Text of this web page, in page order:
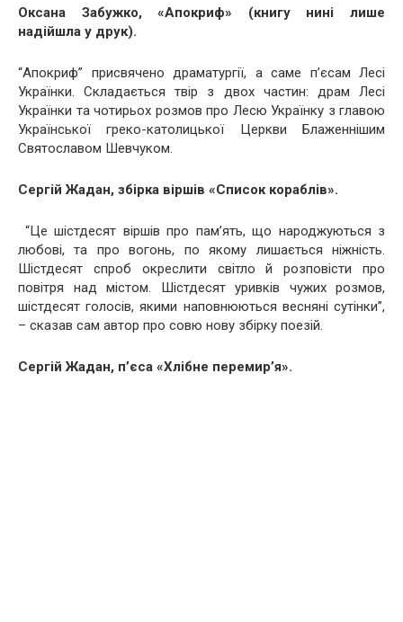
Оксана Забужко, «Апокриф» (книгу нині лише
надійшла у друк).
“Апокриф” присвячено драматургії, а саме п’єсам Лесі
Українки. Складається твір з двох частин: драм Лесі
Українки та чотирьох розмов про Лесю Українку з главою
Української греко-католицької Церкви Блаженнішим
Святославом Шевчуком.
Сергій Жадан, збірка віршів «Список кораблів».
“Це шістдесят віршів про пам’ять, що народжуються з
любові, та про вогонь, по якому лишається ніжність.
Шістдесят спроб окреслити світло й розповісти про
повітря над містом. Шістдесят уривків чужих розмов,
шістдесят голосів, якими наповнюються весняні сутінки”,
– сказав сам автор про совю нову збірку поезій.
Сергій Жадан, п’єса «Хлібне перемир’я».